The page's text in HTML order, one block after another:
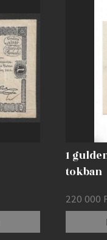
1
tokban
220 000